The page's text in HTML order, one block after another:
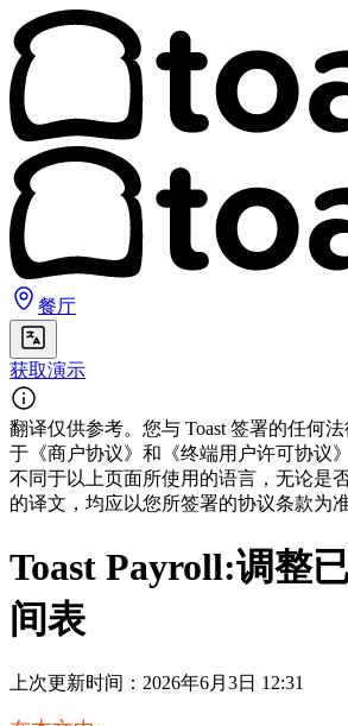
餐厅
获取演示
翻译仅供参考。您与 Toast 签署的任何
于《商户协议》和《终端用户许可协议
不同于以上页面所使用的语言，无论是
的译文，均应以您所签署的协议条款为
Toast Payroll:调整
间表
上次更新时间：2026年6月3日 12:31